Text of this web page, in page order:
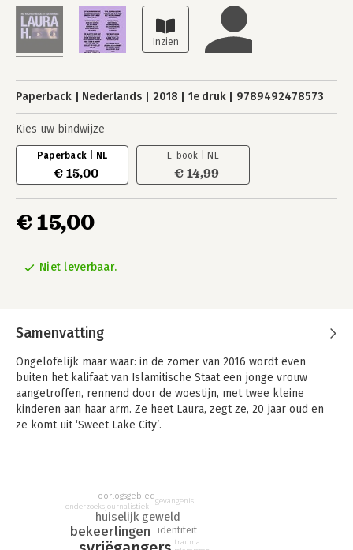
Paperback Nederlands 2018 1e druk 9789492478573
Kies uw bindwijze
Paperback | NL
€ 15,00
E-book | NL
€ 14,99
€ 15,00
Niet leverbaar.
Samenvatting
Ongelofelijk maar waar: in de zomer van 2016 wordt even
buiten het kalifaat van Islamitische Staat een jonge vrouw
aangetroffen, rennend door de woestijn, met twee kleine
kinderen aan haar arm. Ze heet Laura, zegt ze, 20 jaar oud en
ze komt uit ‘Sweet Lake City’.
privémilitairen. Maar eenmaal op Schiphol wordt Laura direct
Ze zou gestuurd zijn met een opdracht om een aanslag te
bekeerlingen
huiselijk geweld
identiteit
onderzoeksjournalistiek
oorlogsgebied
trauma
gevangenis